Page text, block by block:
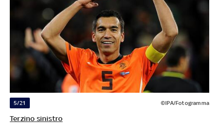
5/21 ©IPA/Fotogramma
Terzino sinistro